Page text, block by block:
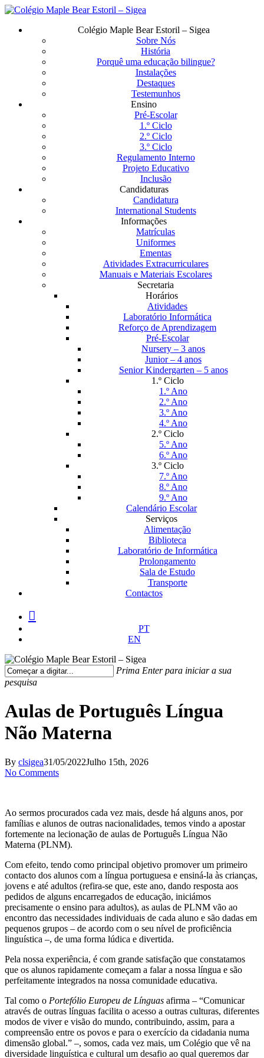
Saltar
Menu
Colégio Maple Bear Estoril – Sigea
Sobre Nós
História
Porquê uma educação bilingue?
Instalações
Destaques
Testemunhos
Ensino
Pré-Escolar
1.º Ciclo
2.º Ciclo
3.º Ciclo
Regulamento Interno
Projeto Educativo
Inclusão
Candidaturas
Candidatura
International Students
Informações
Matrículas
Uniformes
Ementas
Atividades Extracurriculares
Manuais e Materiais Escolares
Secretaria
Horários
Atividades
Laboratório Informática
Reforço de Aprendizagem
Pré-Escolar
Nursery – 3 anos
Junior – 4 anos
Senior Kindergarten – 5 anos
1.º Ciclo
1.º Ano
2.º Ano
3.º Ano
4.º Ano
2.º Ciclo
5.º Ano
6.º Ano
3.º Ciclo
7.º Ano
8.º Ano
9.º Ano
Calendário Escolar
Serviços
Alimentação
Biblioteca
Laboratório de Informática
Prolongamento
Sala de Estudo
Transporte
Contactos
facebook
instagram
medium
PT
EN
Prima Enter para iniciar a sua
pesquisa
Pesquisa
Aulas de Português Língua
Não Materna
By clsigea31/05/2022Julho 15th, 2026
No Comments
Ao sermos procurados cada vez mais, desde há alguns anos, por
famílias e alunos de outras nacionalidades, temos vindo a apostar
fortemente na lecionação de aulas de Português Língua Não
Materna (PLNM).
Com efeito, tendo como principal objetivo promover um primeiro
contacto dos alunos com a língua portuguesa e ensiná-la às crianças,
jovens e até adultos (refira-se que, este ano, dando resposta aos
pedidos de alguns encarregados de educação, iniciámos
precisamente o ensino para adultos), as aulas de PLNM vão ao
encontro das necessidades individuais de cada aluno e são dadas em
pequenos grupos – de acordo com o seu nível de proficiência
linguística –, de uma forma lúdica e divertida.
Pela nossa experiência, é com grande satisfação que constatamos
que os alunos rapidamente começam a falar a nossa língua e são
perfeitamente integrados na nossa comunidade educativa.
Tal como o Portefólio Europeu de Línguas afirma – “Comunicar
através de outras línguas facilita o acesso a outras culturas, diferentes
modos de viver e visão do mundo, contribuindo, assim, para a
compreensão entre os povos e para o exercício da cidadania numa
dimensão global.” –, somos, cada vez mais, um Colégio que vê na
diversidade linguística e cultural um desafio ao qual queremos dar